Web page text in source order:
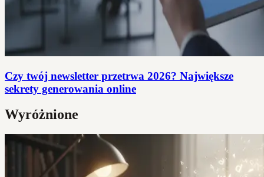
Czy twój newsletter przetrwa 2026? Największe
sekrety generowania online
Wyróżnione